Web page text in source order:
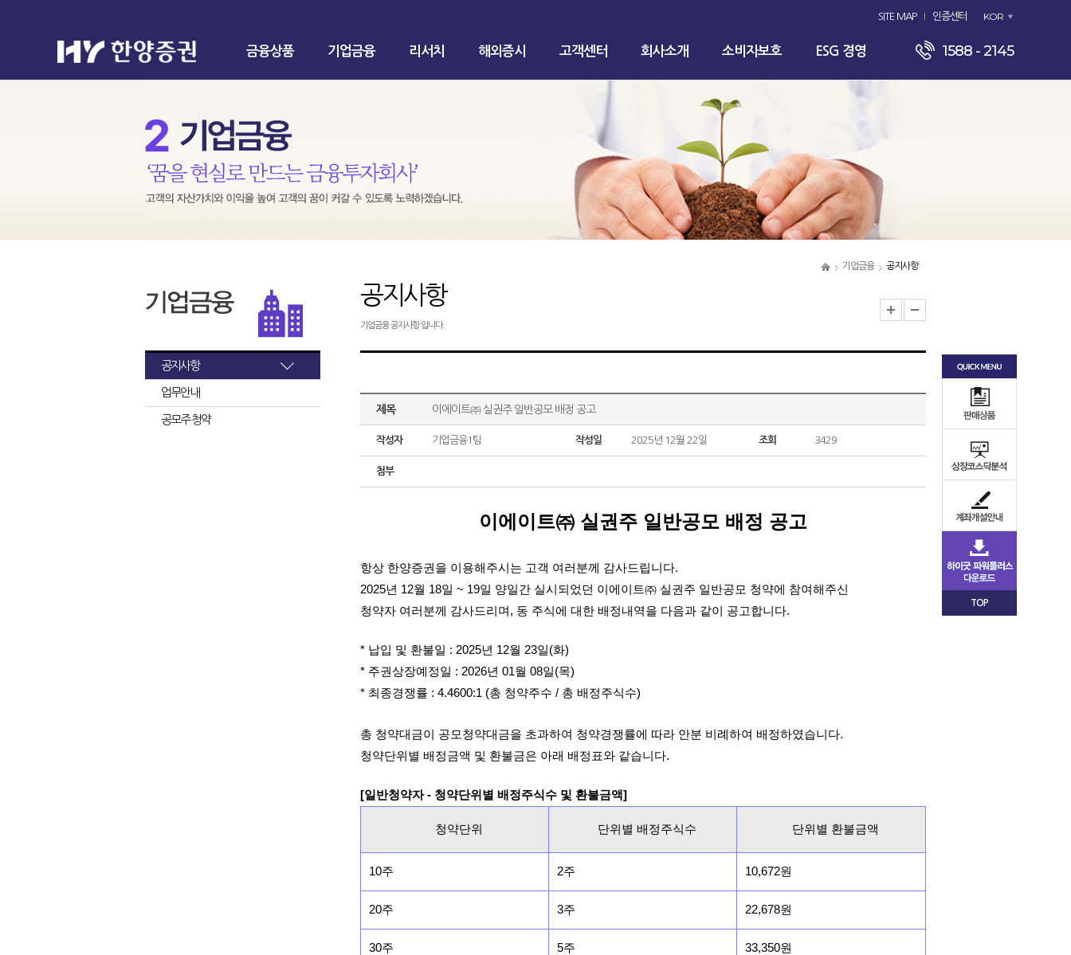
SITE MAP 인증센터 KOR
금융상품 기업금융 리서치 해외증시 고객센터 회사소개 소비자보호 ESG 경영 1588 - 2145
기업금융 공지사항
공지사항
업무안내
공모주 청약
공지사항
기업금융 공지사항 입니다.
제목 이에이트㈜ 실권주 일반공모 배정 공고
작성자 기업금융1팀 작성일 2025년 12월 22일 조회 3429
첨부
이에이트㈜ 실권주 일반공모 배정 공고
항상 한양증권을 이용해주시는 고객 여러분께 감사드립니다.
2025년 12월 18일 ~ 19일 양일간 실시되었던 이에이트㈜ 실권주 일반공모 청약에 참여해주신
청약자 여러분께 감사드리며, 동 주식에 대한 배정내역을 다음과 같이 공고합니다.
* 납입 및 환불일 : 2025년 12월 23일(화)
* 주권상장예정일 : 2026년 01월 08일(목)
* 최종경쟁률 : 4.4600:1 (총 청약주수 / 총 배정주식수)
총 청약대금이 공모청약대금을 초과하여 청약경쟁률에 따라 안분 비례하여 배정하였습니다.
청약단위별 배정금액 및 환불금은 아래 배정표와 같습니다.
[일반청약자 - 청약단위별 배정주식수 및 환불금액]
청약단위 단위별 배정주식수 단위별 환불금액
10주 2주 10,672원
20주 3주 22,678원
30주 5주 33,350원
TOP